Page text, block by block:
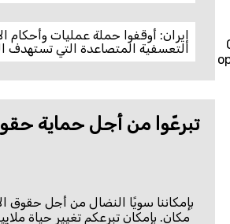
إيران: أوقفوا حملة عمليات وأحكام
التعسفية المتصاعدة التي تستهدف
تبرعّوا من أجل حماية
بإمكاننا سويًا النضال من أجل حقوق
مكان. بإمكان تبرعكم تغيير حياة